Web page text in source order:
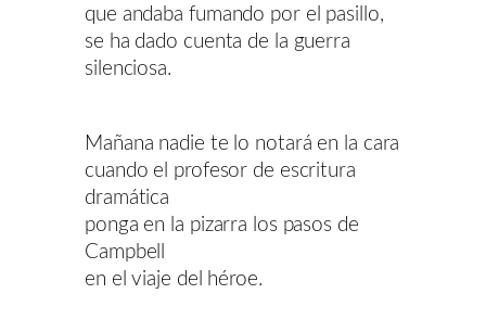
que andaba fumando por el pasillo,
se ha dado cuenta de la guerra
silenciosa.
Mañana nadie te lo notará en la cara
cuando el profesor de escritura
dramática
ponga en la pizarra los pasos de
Campbell
en el viaje del héroe.